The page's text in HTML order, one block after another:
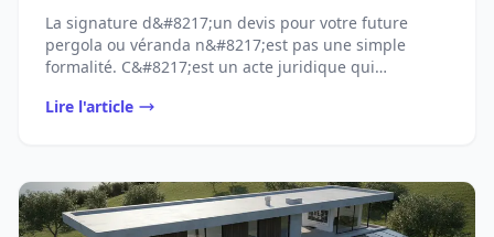
La signature d&#8217;un devis pour votre future
pergola ou véranda n&#8217;est pas une simple
formalité. C&#8217;est un acte juridique qui
Lire l'article